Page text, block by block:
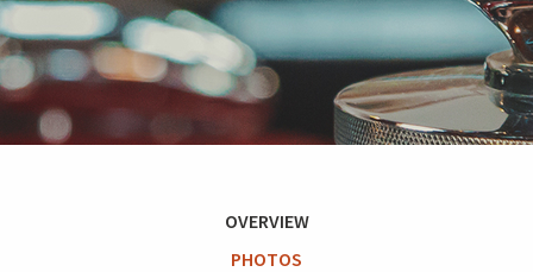
OVERVIEW
PHOTOS